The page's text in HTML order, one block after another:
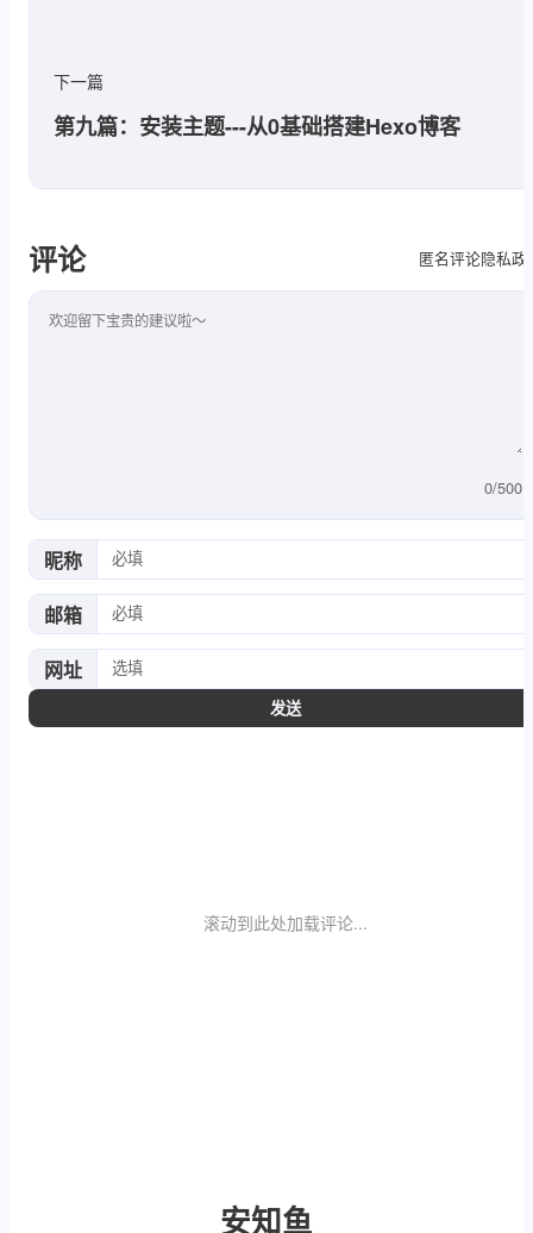
下一篇
第九篇：安装主题---从0基础搭建Hexo博客
评论 匿名评论隐私政
评论内容
0/500
昵称
邮箱
网址
发送
滚动到此处加载评论...
安知鱼